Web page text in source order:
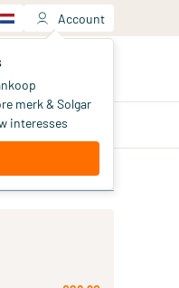
Account
merk & Solgar
interesses